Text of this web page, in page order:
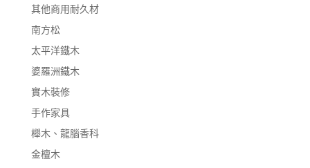
其他商用耐久材
南方松
太平洋鐵木
婆羅洲鐵木
實木裝修
手作家具
櫸木、龍腦香科
金檀木